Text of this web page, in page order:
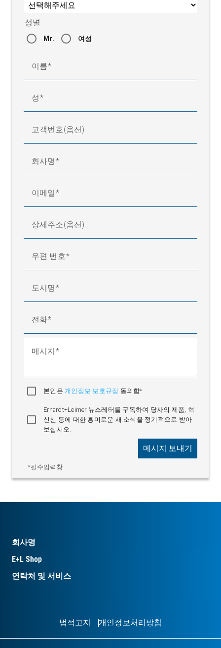
보호등급
성별
Mr. 여성
이름
성
고객번호(옵션)
회사명
이메일
상세주소(옵션)
우편 번호
도시명
전화
메시지
본인은 개인정보 보호규정 동의함*
Erhardt+Leimer 뉴스레터를 구독하여 당사의 제품, 혁
신신 등에 대한 흥미로운 새 소식을 정기적으로 받아
보십시오.
*필수입력창
메시지 보내기
회사명
E+L Shop
연락처 및 서비스
법적고지 개인정보처리방침